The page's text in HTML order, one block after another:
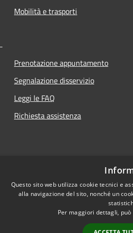
Mobilità e trasporti
Prenotazione appuntamento
Segnalazione disservizio
Leggi le FAQ
Richiesta assistenza
Questo sito web utilizza cookie tecnici e
alla navigazione del sito, nonché un
Per maggiori dettagli,